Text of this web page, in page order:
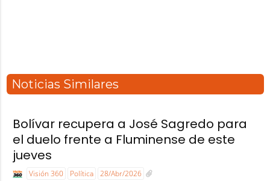
Noticias Similares
Bolívar recupera a José Sagredo para
el duelo frente a Fluminense de este
jueves
Visión 360 Política 28/Abr/2026